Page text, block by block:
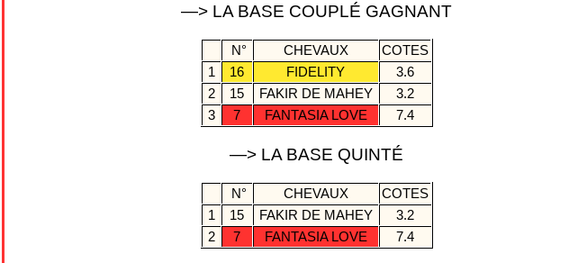
—> LA BASE COUPLÉ GAGNANT
N° CHEVAUX
COTES
1
16 FIDELITY
3.6
2
15 FAKIR DE MAHEY
3.2
3
7 FANTASIA LOVE 7.4
—> LA BASE QUINTÉ
N° CHEVAUX
COTES
1
15 FAKIR DE MAHEY
3.2
2
7 FANTASIA LOVE 7.4